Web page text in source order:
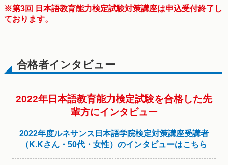
※第3回 日本語教育能力検定試験対策講座は申込受付終了し
ております。
合格者インタビュー
2022年日本語教育能力検定試験を合格した先
輩方にインタビュー
2022年度ルネサンス日本語学院検定対策講座受講者
（K.Kさん・50代・女性）のインタビューはこちら